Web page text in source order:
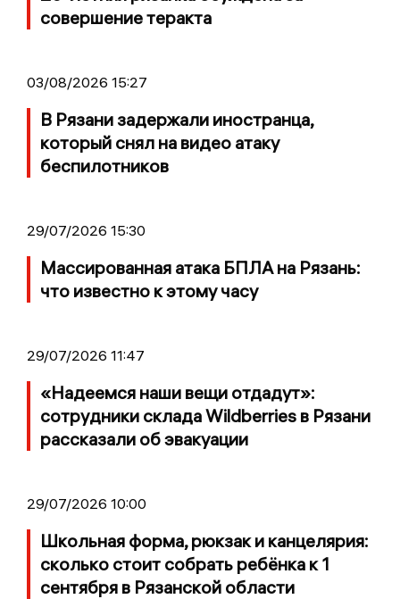
совершение теракта
03/08/2026 15:27
В Рязани задержали иностранца,
который снял на видео атаку
беспилотников
29/07/2026 15:30
Массированная атака БПЛА на Рязань:
что известно к этому часу
29/07/2026 11:47
«Надеемся наши вещи отдадут»:
сотрудники склада Wildberries в Рязани
рассказали об эвакуации
29/07/2026 10:00
Школьная форма, рюкзак и канцелярия:
сколько стоит собрать ребёнка к 1
сентября в Рязанской области